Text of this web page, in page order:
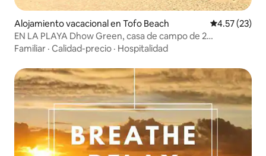
Alojamiento vacacional en Tofo Beach Calificación
4.57 (23)
EN LA PLAYA Dhow Green, casa de campo de 2
dormitorios con aire acondicionado
Familiar · Calidad-precio · Hospitalidad